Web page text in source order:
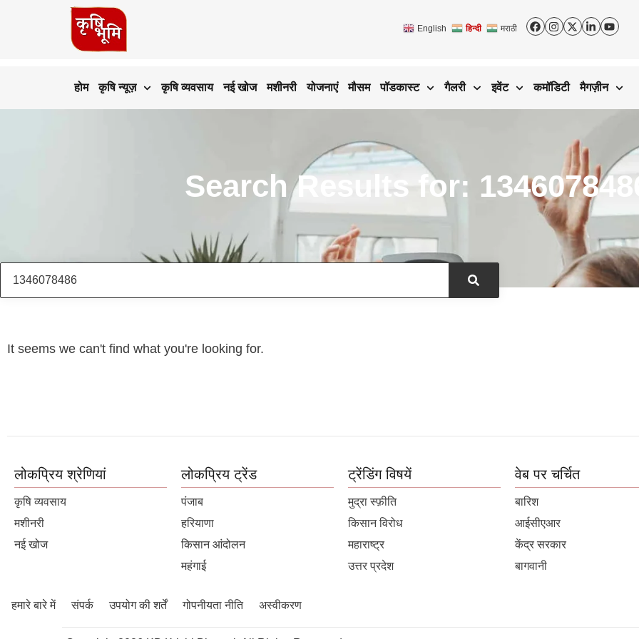
English हिन्दी मराठी
होम कृषि न्यूज़ कृषि व्यवसाय नई खोज मशीनरी योजनाएं मौसम पॉडकास्ट गैलरी इवेंट कमॉडिटी मैगज़ीन
Search Results for:
It seems we can't find what you're looking for.
लोकप्रिय श्रेणियां
कृषि व्यवसाय
मशीनरी
नई खोज
लोकप्रिय ट्रेंड
पंजाब
हरियाणा
किसान आंदोलन
महंगाई
ट्रेंडिंग विषयें
मुद्रा स्फ़ीति
किसान विरोध
महाराष्ट्र
उत्तर प्रदेश
वेब पर चर्चित
बारिश
आईसीएआर
केंद्र सरकार
बागवानी
हमारे बारे में संपर्क उपयोग की शर्तें गोपनीयता नीति अस्वीकरण